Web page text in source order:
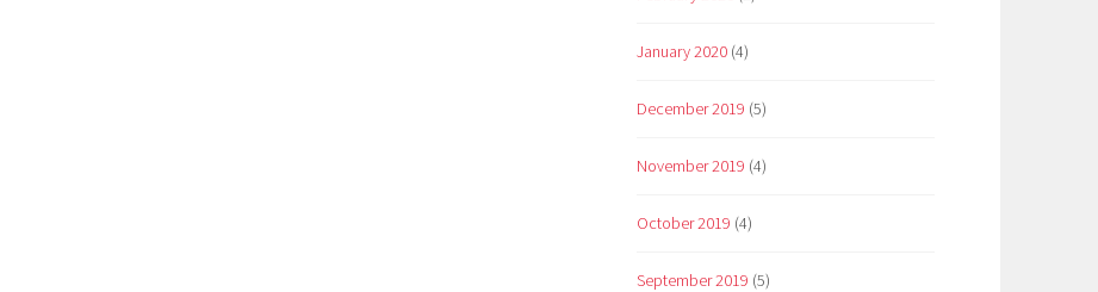
January 2020 (4)
December 2019 (5)
November 2019 (4)
October 2019 (4)
September 2019 (5)